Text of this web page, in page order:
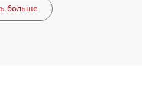
больше